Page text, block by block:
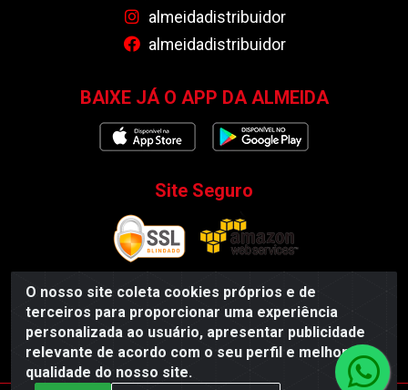
O nosso site coleta cookies próprios e de
terceiros para proporcionar uma experiência
personalizada ao usuário, apresentar publicidade
relevante de acordo com o seu perfil e melhorar a
qualidade do nosso site.
almeidadistribuidor
almeidadistribuidor
BAIXE JÁ O APP DA ALMEIDA
Site Seguro
Almeida Distribuidor - Rodovia BR 104, S/N, Centro -
Esperança/PB - CEP 58135-000 - CNPJ 35.419.548/0001-55